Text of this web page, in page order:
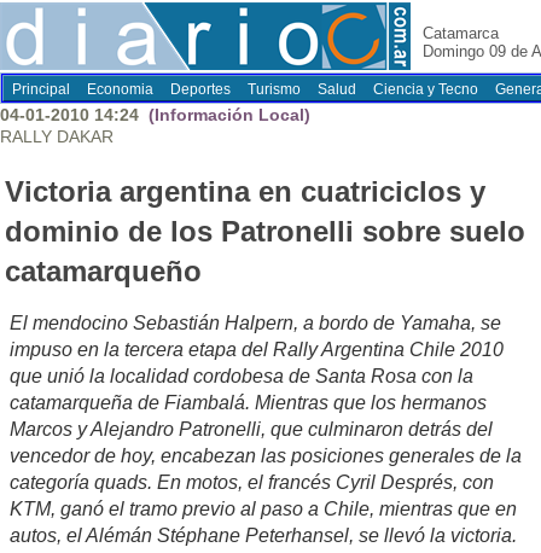
Catamarca
Domingo 09 de
Principal Economia Deportes Turismo Salud Ciencia y Tecno
04-01-2010 14:24 (Información Local)
RALLY DAKAR
Victoria argentina en cuatriciclos y
dominio de los Patronelli sobre suelo
catamarqueño
El mendocino Sebastián Halpern, a bordo de Yamaha, se
impuso en la tercera etapa del Rally Argentina Chile 2010
que unió la localidad cordobesa de Santa Rosa con la
catamarqueña de Fiambalá. Mientras que los hermanos
Marcos y Alejandro Patronelli, que culminaron detrás del
vencedor de hoy, encabezan las posiciones generales de la
categoría quads. En motos, el francés Cyril Després, con
KTM, ganó el tramo previo al paso a Chile, mientras que en
autos, el Alémán Stéphane Peterhansel, se llevó la victoria.